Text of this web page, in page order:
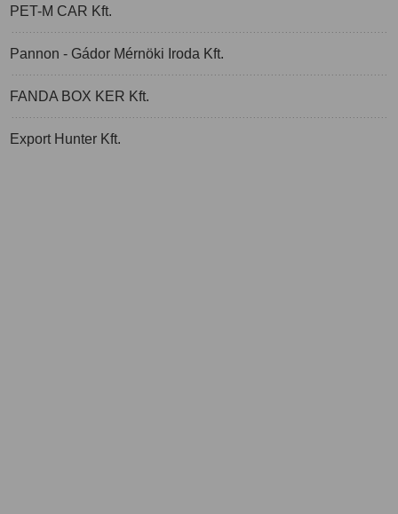
PET-M CAR Kft.
Pannon - Gádor Mérnöki Iroda Kft.
FANDA BOX KER Kft.
Export Hunter Kft.